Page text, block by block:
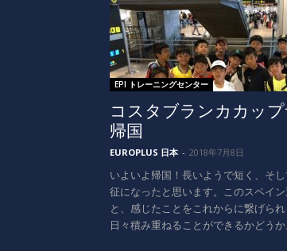
プ
ス
へ
EPI トレーニングセンター
コスタブランカカッ
帰国
EUROPLUS 日本 - 2018年7月8日
いよいよ帰国！長いようで短く、そ
征になったと思います。このスペイ
と、感じたことをこれからに繋げられ
日々積み重ねることができるかどうか